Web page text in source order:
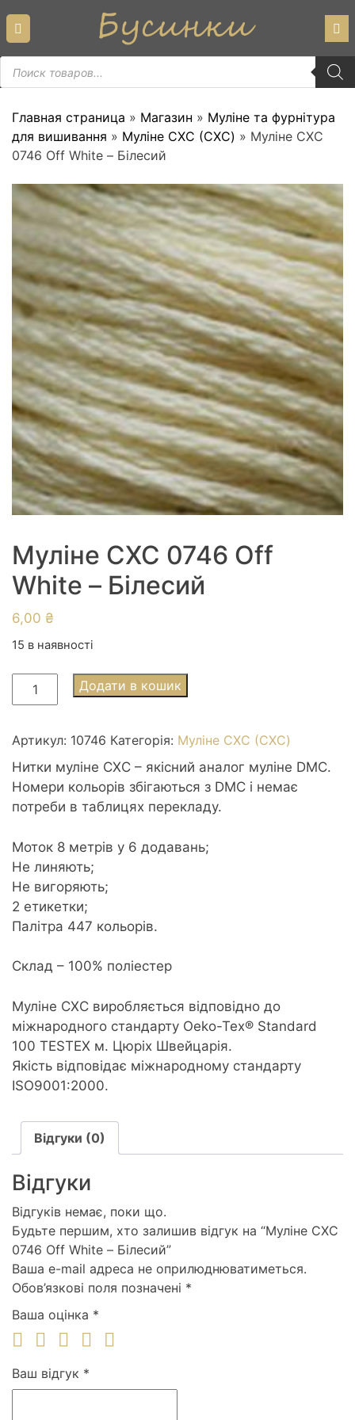
content
Пошук
товарів
Главная страница » Магазин » Муліне та фурнітура
для вишивання » Муліне СХС (CXC) » Муліне СХС
0746 Off White – Білесий
Муліне СХС 0746 Off
White – Білесий
6,00 ₴
15 в наявності
Муліне
СХС
Off
White
-
Білесий
кількість
Додати в кошик
Артикул: 10746 Категорія: Муліне СХС (CXC)
Нитки муліне СХС – якісний аналог муліне DMC.
Номери кольорів збігаються з DMC і немає
потреби в таблицях перекладу.
Моток 8 метрів у 6 додавань;
Не линяють;
Не вигоряють;
2 етикетки;
Палітра 447 кольорів.
Склад – 100% поліестер
Муліне CXC виробляється відповідно до
міжнародного стандарту Oeko-Tex® Standard
100 TESTEX м. Цюріх Швейцарія.
Якість відповідає міжнародному стандарту
ISO9001:2000.
Відгуки (0)
Відгуки
Відгуків немає, поки що.
Будьте першим, хто залишив відгук на “Муліне СХС
0746 Off White – Білесий”
Ваша e-mail адреса не оприлюднюватиметься.
Обов’язкові поля позначені *
Ваша оцінка *
Ваш відгук *